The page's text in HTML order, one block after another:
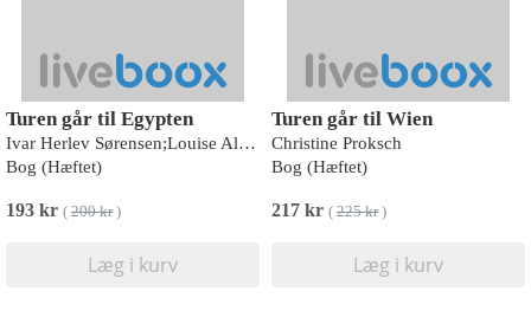
Turen går til Egypten
Ivar Herlev Sørensen;Louise Alkjær
Bog (Hæftet)
193 kr ( 200 kr)
Læg i kurv
Turen går til Wien
Christine Proksch
Bog (Hæftet)
217 kr ( 225 kr)
Læg i kurv